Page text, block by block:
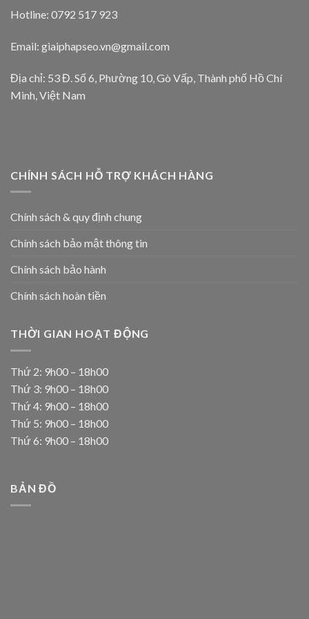
Hotline: 0792 517 923
Email: giaiphapseo.vn@gmail.com
Địa chỉ: 53 Đ. Số 6, Phường 10, Gò Vấp, Thành phố Hồ Chí
Minh, Việt Nam
CHÍNH SÁCH HỖ TRỢ KHÁCH HÀNG
Chính sách & quy định chung
Chính sách bảo mật thông tin
Chính sách bảo hành
Chính sách hoàn tiền
THỜI GIAN HOẠT ĐỘNG
Thứ 2: 9h00 – 18h00
Thứ 3: 9h00 – 18h00
Thứ 4: 9h00 – 18h00
Thứ 5: 9h00 – 18h00
Thứ 6: 9h00 – 18h00
BẢN ĐỒ